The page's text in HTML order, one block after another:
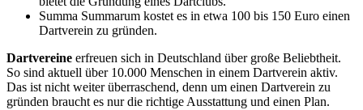
Summa Summarum kostet es in etwa 100 bis 150 Euro einen
Dartverein zu gründen.
Dartvereine erfreuen sich in Deutschland über große Beliebtheit.
So sind aktuell über 10.000 Menschen in einem Dartverein aktiv.
Das ist nicht weiter überraschend, denn um einen Dartverein zu
gründen braucht es nur die richtige Ausstattung und einen Plan.